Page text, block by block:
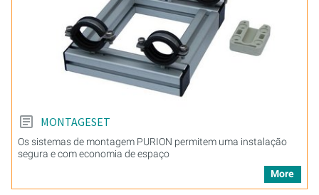
MONTAGESET
Os sistemas de montagem PURION permitem uma instalação
segura e com economia de espaço
More